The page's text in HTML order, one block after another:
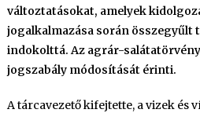
változtatásokat, amelyek
jogalkalmazása során összegyűlt
indokolttá. Az agrár-
jogszabály módosítását érinti.
A tárcavezető kifejtette, a vizek és